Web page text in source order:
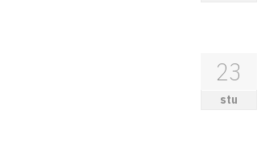
23
stu